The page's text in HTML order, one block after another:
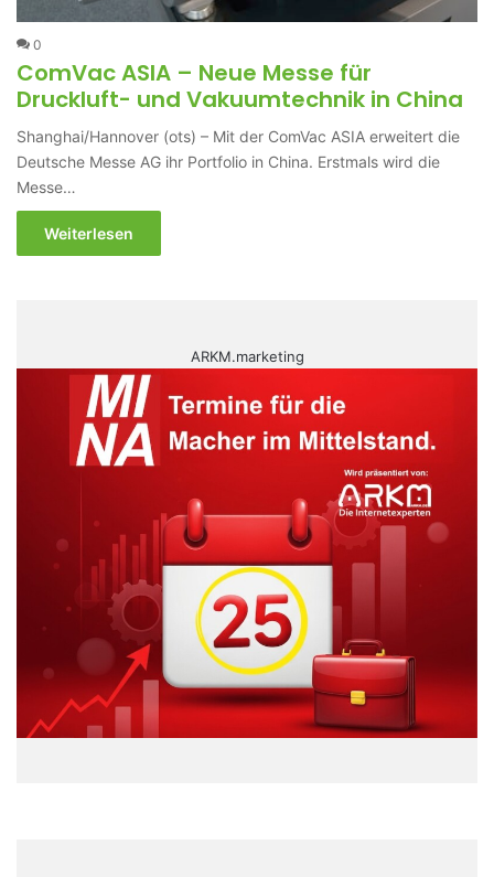
0
ComVac ASIA – Neue Messe für
Druckluft- und Vakuumtechnik in China
Shanghai/Hannover (ots) – Mit der ComVac ASIA erweitert die
Deutsche Messe AG ihr Portfolio in China. Erstmals wird die
Messe…
Weiterlesen
ARKM.marketing